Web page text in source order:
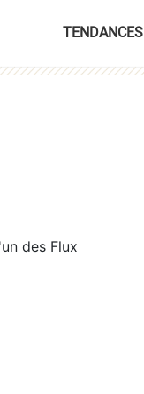
TENDANCES
des Flux